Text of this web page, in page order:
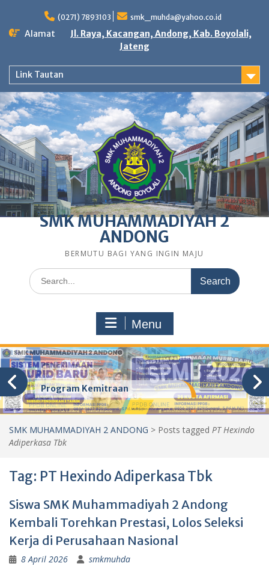
content
(0271) 7893103 smk_muhda@yahoo.co.id
Alamat
Jl. Raya, Kacangan, Andong, Kab. Boyolali,
Jateng
Link Tautan
SMK MUHAMMADIYAH 2
ANDONG
BERMUTU BAGI YANG INGIN MAJU
Search
for:
Menu
Program Kemitraan
SMK MUHAMMADIYAH 2 ANDONG > Posts tagged PT Hexindo
Adiperkasa Tbk
Tag: PT Hexindo Adiperkasa Tbk
Siswa SMK Muhammadiyah 2 Andong
Kembali Torehkan Prestasi, Lolos Seleksi
Kerja di Perusahaan Nasional
8 April 2026 smkmuhda